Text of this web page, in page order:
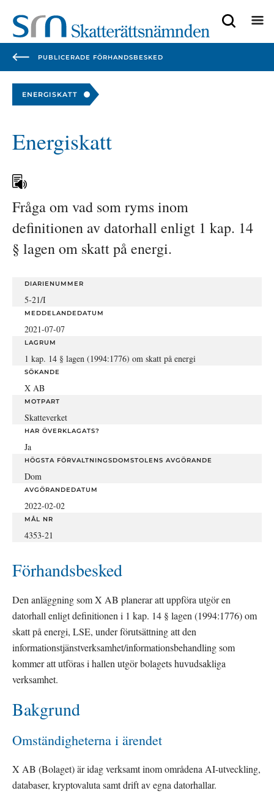
start
end
PUBLICERADE FÖRHANDSBESKED
ENERGISKATT
Energiskatt
Fråga om vad som ryms inom
definitionen av datorhall enligt 1 kap. 14
§ lagen om skatt på energi.
DIARIENUMMER
5-21/I
MEDDELANDEDATUM
2021-07-07
LAGRUM
1 kap. 14 § lagen (1994:1776) om skatt på energi
SÖKANDE
X AB
MOTPART
Skatteverket
HAR ÖVERKLAGATS?
Ja
HÖGSTA FÖRVALTNINGSDOMSTOLENS AVGÖRANDE
Dom
AVGÖRANDEDATUM
2022-02-02
MÅL NR
4353-21
Förhandsbesked
Den anläggning som X AB planerar att uppföra utgör en
datorhall enligt definitionen i 1 kap. 14 § lagen (1994:1776) om
skatt på energi, LSE, under förutsättning att den
informationstjänstverksamhet/informationsbehandling som
kommer att utföras i hallen utgör bolagets huvudsakliga
verksamhet.
Bakgrund
Omständigheterna i ärendet
X AB (Bolaget) är idag verksamt inom områdena AI-utveckling,
databaser, kryptovaluta samt drift av egna datorhallar.